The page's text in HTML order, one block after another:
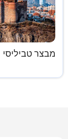
מבצר טביליסי